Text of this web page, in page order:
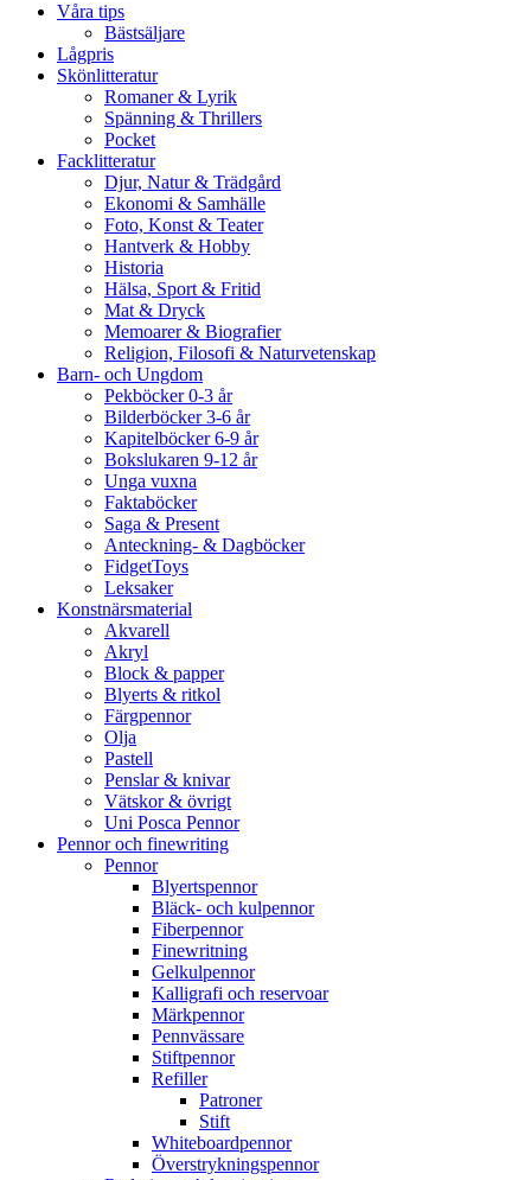
Våra tips
Bästsäljare
Lågpris
Skönlitteratur
Romaner & Lyrik
Spänning & Thrillers
Pocket
Facklitteratur
Djur, Natur & Trädgård
Ekonomi & Samhälle
Foto, Konst & Teater
Hantverk & Hobby
Historia
Hälsa, Sport & Fritid
Mat & Dryck
Memoarer & Biografier
Religion, Filosofi & Naturvetenskap
Barn- och Ungdom
Pekböcker 0-3 år
Bilderböcker 3-6 år
Kapitelböcker 6-9 år
Bokslukaren 9-12 år
Unga vuxna
Faktaböcker
Saga & Present
Anteckning- & Dagböcker
FidgetToys
Leksaker
Konstnärsmaterial
Akvarell
Akryl
Block & papper
Blyerts & ritkol
Färgpennor
Olja
Pastell
Penslar & knivar
Vätskor & övrigt
Uni Posca Pennor
Pennor och finewriting
Pennor
Blyertspennor
Bläck- och kulpennor
Fiberpennor
Finewritning
Gelkulpennor
Kalligrafi och reservoar
Märkpennor
Pennvässare
Stiftpennor
Refiller
Patroner
Stift
Whiteboardpennor
Överstrykningspennor